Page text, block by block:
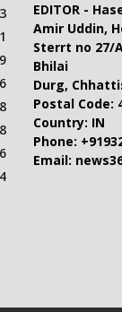
EDITOR -
Amir Uddin,
Sterrt no 27/
Bhilai
Durg,
Postal Code:
Country: IN
Phone:
Email: